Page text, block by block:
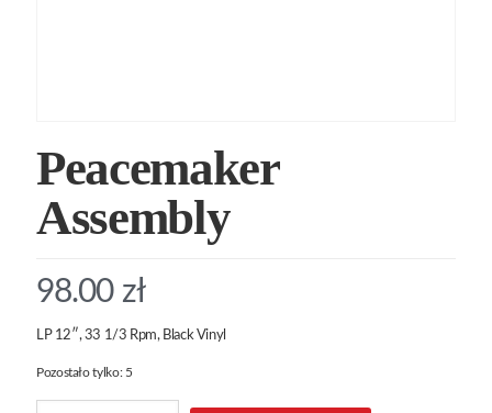
Peacemaker
Assembly
98.00 zł
LP 12″, 33 1/3 Rpm, Black Vinyl
Pozostało tylko: 5